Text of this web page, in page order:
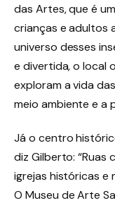
das Artes, que é
crianças e adultos
universo desses
e divertida, o local
exploram a vida
meio ambiente e a
Já o centro
diz Gilberto: “Ruas
igrejas históricas e
O Museu de Arte